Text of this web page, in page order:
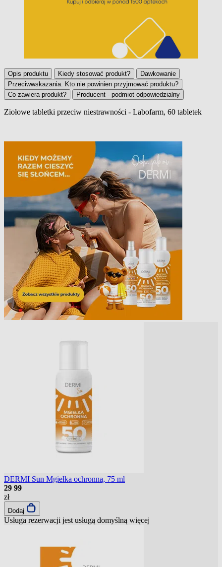
Opis produktu Kiedy stosować produkt?
Dawkowanie
Przeciwwskazania. Kto nie powinien przyjmować produktu?
Co zawiera produkt?
Producent - podmiot odpowiedzialny
Ziołowe tabletki przeciw niestrawności - Labofarm, 60 tabletek
DERMI Sun Mgiełka ochronna, 75 ml
29 99
zł
Dodaj
Usługa rezerwacji jest usługą domyślną więcej